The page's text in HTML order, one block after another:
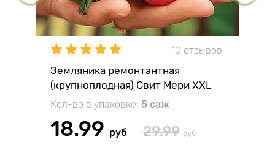
10 отзывов
Земляника ремонтантная
(крупноплодная) Свит Мери XXL
Кол-во в упаковке: 5 саж
18.99 руб 29.99 руб